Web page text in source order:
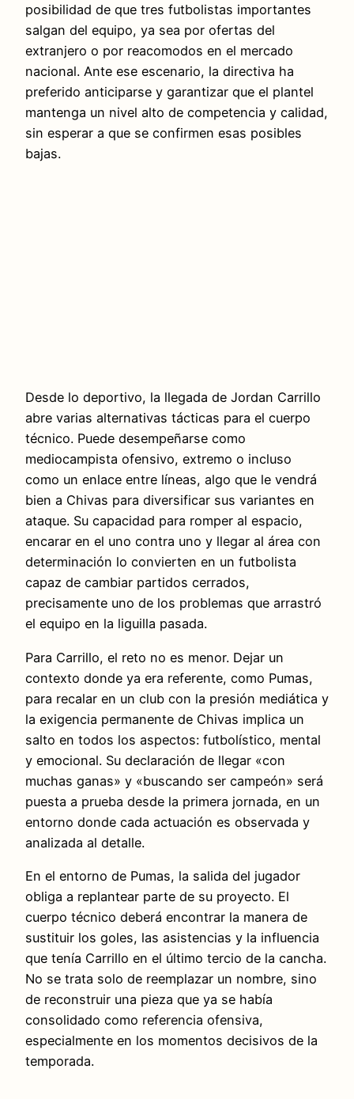
posibilidad de que tres futbolistas importantes
salgan del equipo, ya sea por ofertas del
extranjero o por reacomodos en el mercado
nacional. Ante ese escenario, la directiva ha
preferido anticiparse y garantizar que el plantel
mantenga un nivel alto de competencia y calidad,
sin esperar a que se confirmen esas posibles
bajas.
Desde lo deportivo, la llegada de Jordan Carrillo
abre varias alternativas tácticas para el cuerpo
técnico. Puede desempeñarse como
mediocampista ofensivo, extremo o incluso
como un enlace entre líneas, algo que le vendrá
bien a Chivas para diversificar sus variantes en
ataque. Su capacidad para romper al espacio,
encarar en el uno contra uno y llegar al área con
determinación lo convierten en un futbolista
capaz de cambiar partidos cerrados,
precisamente uno de los problemas que arrastró
el equipo en la liguilla pasada.
Para Carrillo, el reto no es menor. Dejar un
contexto donde ya era referente, como Pumas,
para recalar en un club con la presión mediática y
la exigencia permanente de Chivas implica un
salto en todos los aspectos: futbolístico, mental
y emocional. Su declaración de llegar «con
muchas ganas» y «buscando ser campeón» será
puesta a prueba desde la primera jornada, en un
entorno donde cada actuación es observada y
analizada al detalle.
En el entorno de Pumas, la salida del jugador
obliga a replantear parte de su proyecto. El
cuerpo técnico deberá encontrar la manera de
sustituir los goles, las asistencias y la influencia
que tenía Carrillo en el último tercio de la cancha.
No se trata solo de reemplazar un nombre, sino
de reconstruir una pieza que ya se había
consolidado como referencia ofensiva,
especialmente en los momentos decisivos de la
temporada.